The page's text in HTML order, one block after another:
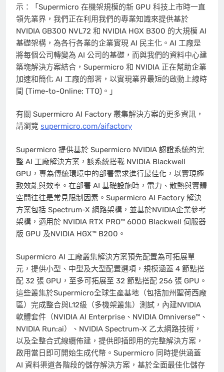
示：「Supermicro 在機架規模的新 GPU 科技上市時一直
領先業界，我們正在利用我們的專業知識來提供基於
NVIDIA GB300 NVL72 和 NVIDIA HGX B300 的大規模 AI
基礎架構，為各行各業的企業實現 AI 民主化。AI 工廠是
將每個公司轉變為 AI 公司的基礎，而與我們的資料中心建
築塊解決方案結合，Supermicro 和 NVIDIA 正在幫助企業
加速和簡化 AI 工廠的部署，以實現業界最短的啟動上線時
間 (Time-to-Online; TTO)。」
有關 Supermicro AI Factory 叢集解決方案的更多資訊，
請瀏覽 supermicro.com/aifactory
Supermicro 提供基於 Supermicro NVIDIA 認證系統的完
整 AI 工廠解決方案，該系統搭載 NVIDIA Blackwell
GPU，專為傳統環境中的部署需求進行最佳化，以實現極
致效能與效率。在部署 AI 基礎設施時，電力、散熱與實體
空間往往是常見限制因素。Supermicro AI Factory 解決
方案包括 Spectrum-X 網路架構，並基於NVIDIA企業參考
架構，適用於 NVIDIA RTX PRO™ 6000 Blackwell 伺服器
版 GPU 及NVIDIA HGX™ B200。
Supermicro AI 工廠叢集解決方案預先配置為可拓展單
元，提供小型、中型及大型配置選項，規模涵蓋 4 節點搭
配 32 張 GPU，至多可拓展至 32 節點搭配 256 張 GPU。
這些叢集於Supermicro全球生產基地（包括加州聖荷西廠
區）完成整合與L12級（多機架叢集）測試，內建NVIDIA
軟體套件（NVIDIA AI Enterprise、NVIDIA Omniverse™、
NVIDIA Run:ai）、NVIDIA Spectrum-X 乙太網路技術，
以及全整合式線纜佈建，提供即插即用的完整解決方案，
啟用當日即可開始生成代幣。Supermicro 同時提供涵蓋
AI 資料渠道各階段的儲存解決方案，基於全面最佳化儲存